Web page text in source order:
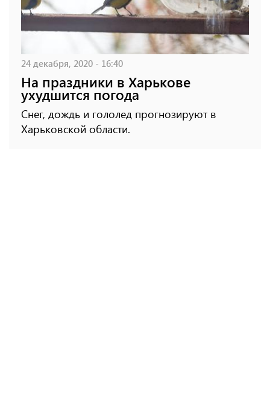
24 декабря, 2020 - 16:40
На праздники в Харькове
ухудшится погода
Снег, дождь и гололед прогнозируют в
Харьковской области.